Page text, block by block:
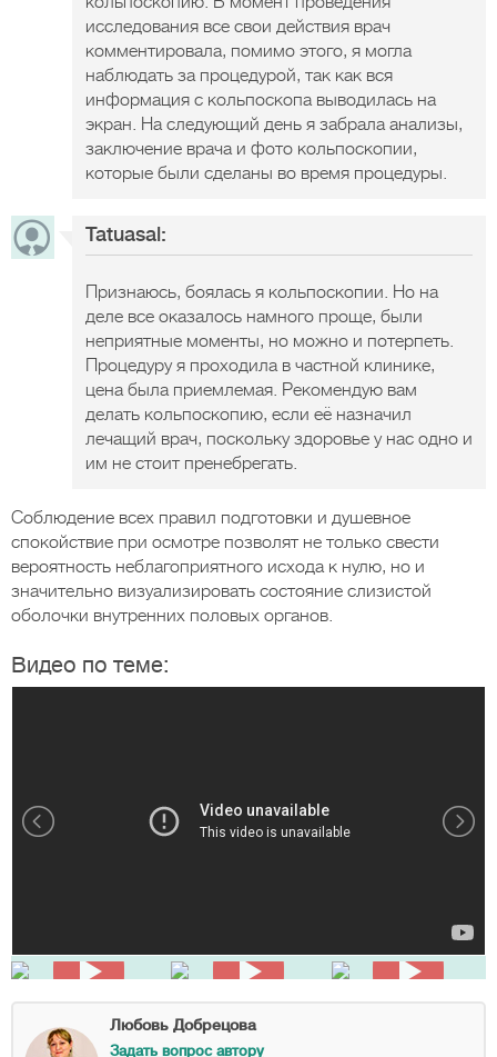
исследования все свои действия врач
комментировала, помимо этого, я могла
наблюдать за процедурой, так как вся
информация с кольпоскопа выводилась на
экран. На следующий день я забрала анализы,
заключение врача и фото кольпоскопии,
которые были сделаны во время процедуры.
Tatuasal:
Признаюсь, боялась я кольпоскопии. Но на
деле все оказалось намного проще, были
неприятные моменты, но можно и потерпеть.
Процедуру я проходила в частной клинике,
цена была приемлемая. Рекомендую вам
делать кольпоскопию, если её назначил
лечащий врач, поскольку здоровье у нас одно и
им не стоит пренебрегать.
Соблюдение всех правил подготовки и душевное
спокойствие при осмотре позволят не только свести
вероятность неблагоприятного исхода к нулю, но и
значительно визуализировать состояние слизистой
оболочки внутренних половых органов.
Видео по теме:
Любовь Добрецова
Задать вопрос автору